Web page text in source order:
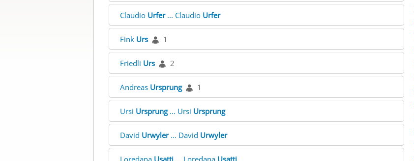
Claudio Urfer... Claudio Urfer
Fink Urs 1
Friedli Urs 2
Andreas Ursprung 1
Ursi Ursprung... Ursi Ursprung
David Urwyler... David Urwyler
Loredana Usatti... Loredana Usatti